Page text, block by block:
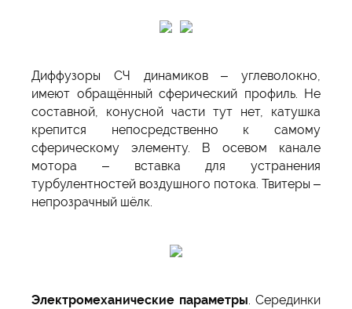
Диффузоры СЧ динамиков – углеволокно,
имеют обращённый сферический профиль. Не
составной, конусной части тут нет, катушка
крепится непосредственно к самому
сферическому элементу. В осевом канале
мотора – вставка для устранения
турбулентностей воздушного потока. Твитеры –
непрозрачный шёлк.
Электромеханические параметры . Серединки